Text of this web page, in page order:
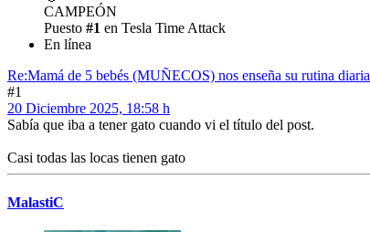
CAMPEÓN
Puesto #1 en Tesla Time Attack
En línea
Re:Mamá de 5 bebés (MUÑECOS) nos enseña su rutina diaria
#1
20 Diciembre 2025, 18:58 h
Sabía que iba a tener gato cuando vi el título del post.
Casi todas las locas tienen gato
MalastiC